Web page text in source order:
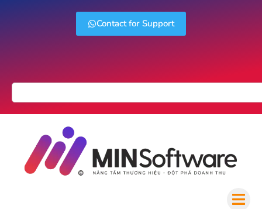
Contact for Support